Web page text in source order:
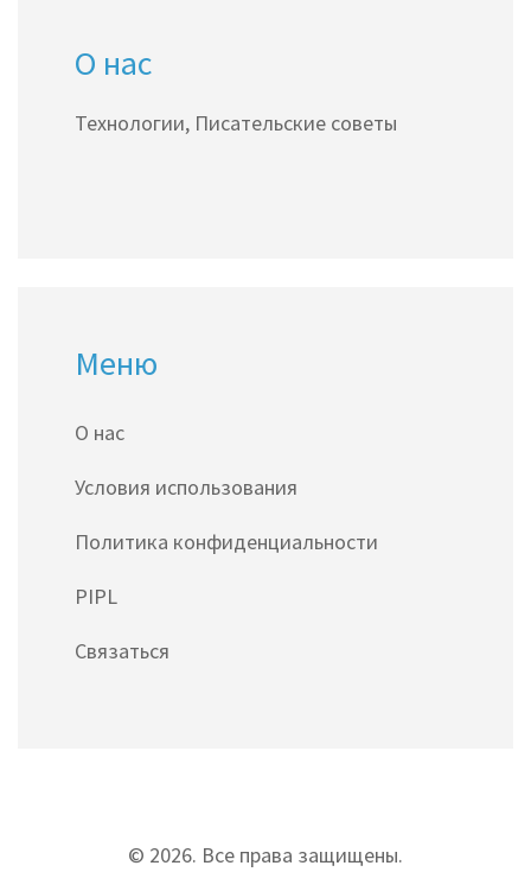
О нас
Технологии, Писательские советы
Меню
О нас
Условия использования
Политика конфиденциальности
PIPL
Связаться
© 2026. Все права защищены.